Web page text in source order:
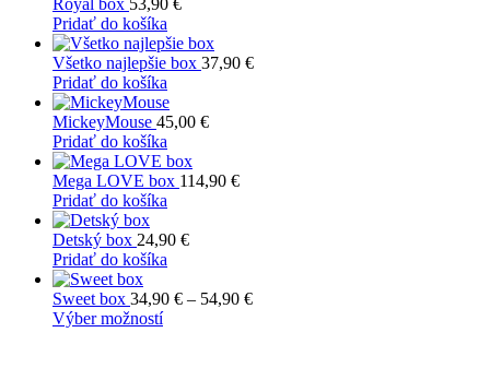
si
môžete
vybrať
na
stránke
produktu.
Royal box 53,90 €
Pridať do košíka
Všetko najlepšie box 37,90 €
Pridať do košíka
MickeyMouse 45,00 €
Pridať do košíka
Mega LOVE box 114,90 €
Pridať do košíka
Detský box 24,90 €
Pridať do košíka
Sweet box 34,90 € – 54,90 €Price
Výber možnostíTento